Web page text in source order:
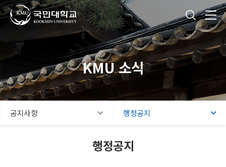
주메뉴 바로가기
본문내용 바로가기
푸터 바로가기
국민대학교
KMU 소식
공지사항 행정공지
행정공지